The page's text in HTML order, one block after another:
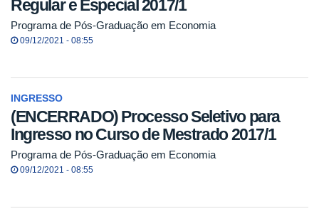
Regular e Especial 2017/1
Programa de Pós-Graduação em Economia
09/12/2021 - 08:55
INGRESSO
(ENCERRADO) Processo Seletivo para
Ingresso no Curso de Mestrado 2017/1
Programa de Pós-Graduação em Economia
09/12/2021 - 08:55